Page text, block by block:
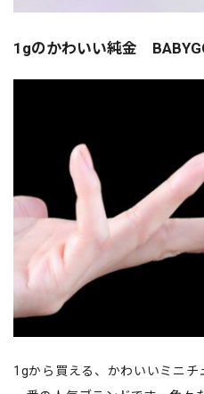
1gのかわいい純金
1gから買える、かわいいミニチ